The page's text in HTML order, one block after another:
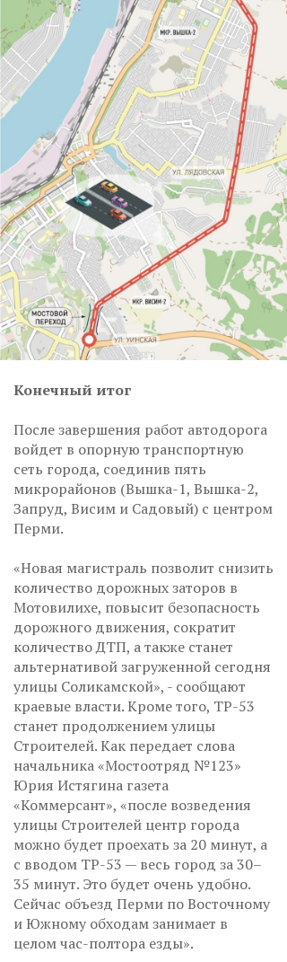
Конечный итог
После завершения работ автодорога
войдет в опорную транспортную
сеть города, соединив пять
микрорайонов (Вышка-1, Вышка-2,
Запруд, Висим и Садовый) с центром
Перми.
«Новая магистраль позволит снизить
количество дорожных заторов в
Мотовилихе, повысит безопасность
дорожного движения, сократит
количество ДТП, а также станет
альтернативой загруженной сегодня
улицы Соликамской», - сообщают
краевые власти. Кроме того, ТР-53
станет продолжением улицы
Строителей. Как передает слова
начальника «Мостоотряд №123»
Юрия Истягина газета
«Коммерсант», «после возведения
улицы Строителей центр города
можно будет проехать за 20 минут, а
с вводом ТР-53 — весь город за 30–
35 минут. Это будет очень удобно.
Сейчас объезд Перми по Восточному
и Южному обходам занимает в
целом час-полтора езды».